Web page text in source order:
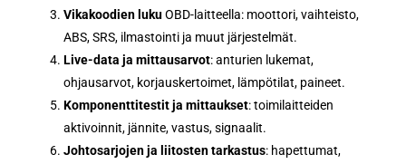
Vikakoodien lukuOBD-laitteella: moottori, vaihteisto,
ABS, SRS, ilmastointi ja muut järjestelmät.
Live-data ja mittausarvot: anturien lukemat,
ohjausarvot, korjauskertoimet, lämpötilat, paineet.
Komponenttitestit ja mittaukset: toimilaitteiden
aktivoinnit, jännite, vastus, signaalit.
Johtosarjojen ja liitosten tarkastus: hapettumat,